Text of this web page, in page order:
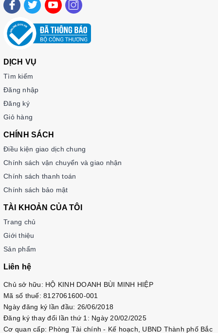
DỊCH VỤ
Tìm kiếm
Đăng nhập
Đăng ký
Giỏ hàng
CHÍNH SÁCH
Điều kiện giao dịch chung
Chính sách vận chuyển và giao nhận
Chính sách thanh toán
Chính sách bảo mật
TÀI KHOẢN CỦA TÔI
Trang chủ
Giới thiệu
Sản phẩm
Liên hệ
Chủ sở hữu: HỘ KINH DOANH BÙI MINH HIỆP
Mã số thuế: 8127061600-001
Ngày đăng ký lần đầu: 26/06/2018
Đăng ký thay đổi lần thứ 1: Ngày 20/02/2025
Cơ quan cấp: Phòng Tài chính - Kế hoạch, UBND Thành phố Bắc